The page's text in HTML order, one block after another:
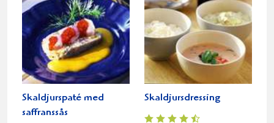
Skaldjurspaté med
saffranssås
Skaldjursdressing